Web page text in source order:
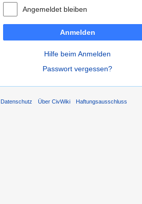
Angemeldet bleiben
Anmelden
Hilfe beim Anmelden
Passwort vergessen?
Datenschutz Über CivWiki Haftungsausschluss